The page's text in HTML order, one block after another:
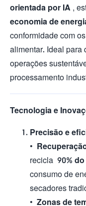
orientada por IA ,
economia de
conformidade com
alimentar. Ideal para
operações
processamento
Tecnologia e
Precisão e
•
recicla 90%
consumo de
secadores
• Zonas de